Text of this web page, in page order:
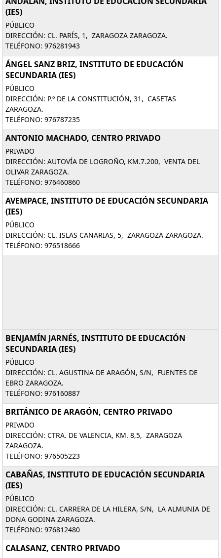
(IES)
PÚBLICO
DIRECCIÓN: CL. PARÍS, 1, ZARAGOZA ZARAGOZA.
TELÉFONO: 976281943
ÁNGEL SANZ BRIZ, INSTITUTO DE EDUCACIÓN
SECUNDARIA (IES)
PÚBLICO
DIRECCIÓN: P.º DE LA CONSTITUCIÓN, 31, CASETAS
ZARAGOZA.
TELÉFONO: 976787235
ANTONIO MACHADO, CENTRO PRIVADO
PRIVADO
DIRECCIÓN: AUTOVÍA DE LOGROÑO, KM.7.200, VENTA DEL
OLIVAR ZARAGOZA.
TELÉFONO: 976460860
AVEMPACE, INSTITUTO DE EDUCACIÓN SECUNDARIA
(IES)
PÚBLICO
DIRECCIÓN: CL. ISLAS CANARIAS, 5, ZARAGOZA ZARAGOZA.
TELÉFONO: 976518666
BENJAMÍN JARNÉS, INSTITUTO DE EDUCACIÓN
SECUNDARIA (IES)
PÚBLICO
DIRECCIÓN: CL. AGUSTINA DE ARAGÓN, S/N, FUENTES DE
EBRO ZARAGOZA.
TELÉFONO: 976160887
BRITÁNICO DE ARAGÓN, CENTRO PRIVADO
PRIVADO
DIRECCIÓN: CTRA. DE VALENCIA, KM. 8,5, ZARAGOZA
ZARAGOZA.
TELÉFONO: 976505223
CABAÑAS, INSTITUTO DE EDUCACIÓN SECUNDARIA
(IES)
PÚBLICO
DIRECCIÓN: CL. CARRERA DE LA HILERA, S/N, LA ALMUNIA DE
DONA GODINA ZARAGOZA.
TELÉFONO: 976812480
CALASANZ, CENTRO PRIVADO